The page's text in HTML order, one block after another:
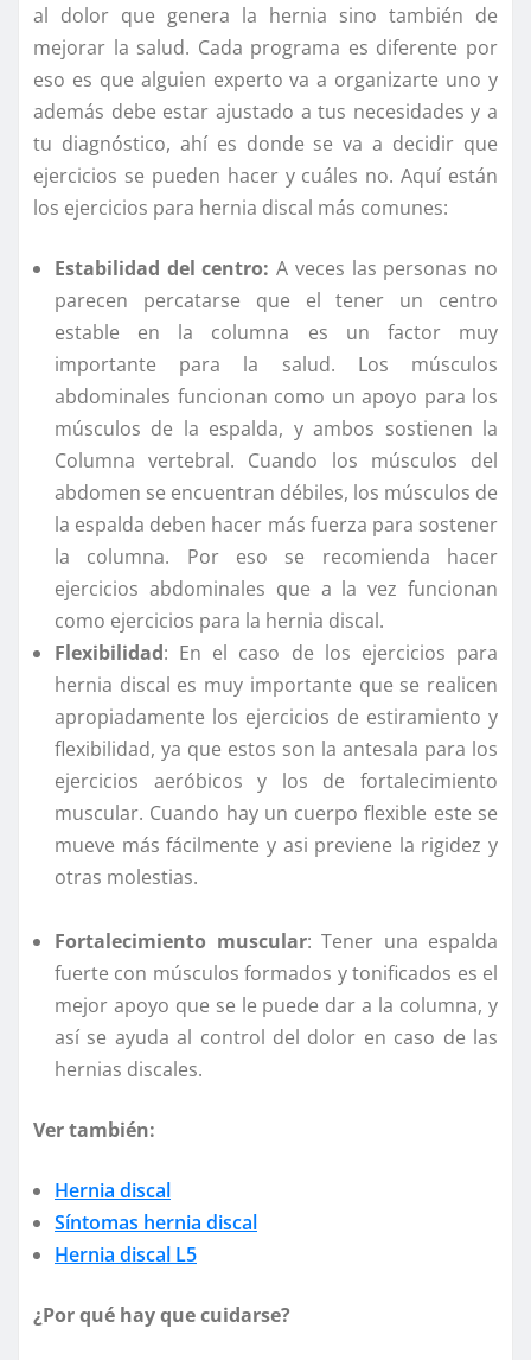
al dolor que genera la hernia sino también de
mejorar la salud. Cada programa es diferente por
eso es que alguien experto va a organizarte uno y
además debe estar ajustado a tus necesidades y a
tu diagnóstico, ahí es donde se va a decidir que
ejercicios se pueden hacer y cuáles no. Aquí están
los ejercicios para hernia discal más comunes:
Estabilidad del centro: A veces las personas no
parecen percatarse que el tener un centro
estable en la columna es un factor muy
importante para la salud. Los músculos
abdominales funcionan como un apoyo para los
músculos de la espalda, y ambos sostienen la
Columna vertebral. Cuando los músculos del
abdomen se encuentran débiles, los músculos de
la espalda deben hacer más fuerza para sostener
la columna. Por eso se recomienda hacer
ejercicios abdominales que a la vez funcionan
como ejercicios para la hernia discal.
Flexibilidad: En el caso de los ejercicios para
hernia discal es muy importante que se realicen
apropiadamente los ejercicios de estiramiento y
flexibilidad, ya que estos son la antesala para los
ejercicios aeróbicos y los de fortalecimiento
muscular. Cuando hay un cuerpo flexible este se
mueve más fácilmente y asi previene la rigidez y
otras molestias.
Fortalecimiento muscular: Tener una espalda
fuerte con músculos formados y tonificados es el
mejor apoyo que se le puede dar a la columna, y
así se ayuda al control del dolor en caso de las
hernias discales.
Ver también:
Hernia discal
Síntomas hernia discal
Hernia discal L5
¿Por qué hay que cuidarse?